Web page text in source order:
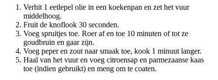
Verhit 1 eetlepel olie in een koekenpan en zet het vuur
middelhoog.
Fruit de knoflook 30 seconden.
Voeg spruitjes toe. Roer af en toe 10 minuten of tot ze
goudbruin en gaar zijn.
Voeg peper en zout naar smaak toe, kook 1 minuut langer.
Haal van het vuur en voeg citroensap en parmezaanse kaas
toe (indien gebruikt) en meng om te coaten.